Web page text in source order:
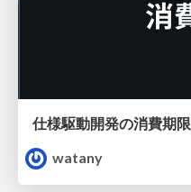
仕様駆動開発の消費期限
watany